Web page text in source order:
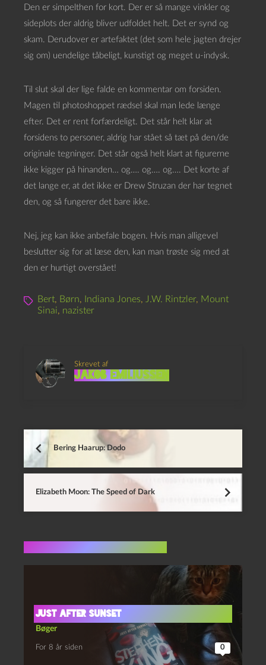
Den er simpelthen for kort. Der er så mange vinkler og
sideplots der aldrig bliver udfoldet helt. Det er synd og
skam. Derudover er artefaktet (det som hele jagten drejer
sig om) uendelige tåbeligt, kunstigt og meget u-indysk.
Til slut skal der lige falde en kommentar om forsiden.
Magen til photoshoppet rædsel skal man lede længe
efter. Det er rent forfærdeligt. Det står helt klar at
forsidens to personer, aldrig har stået så tæt på den/de
originale tegninger. Det står også helt klart at figurerne
ikke kigger på hinanden… og…. og…. og…. Det korte af
det lange er, at det ikke er Drew Struzan der har tegnet
den, og så fungerer det bare ikke.
Nej, jeg kan ikke anbefale bogen. Hvis man alligevel
beslutter sig for at læse den, kan man trøste sig med at
den er hurtigt overstået!
Bert, Børn, Indiana Jones, J.W. Rintzler, Mount
Sinai, nazister
Skrevet af
Jakob Emiliussen
Bering Haarup: Dodo
Elizabeth Moon: The Speed of Dark
Just After Sunset
Bøger
For 8 år siden 0